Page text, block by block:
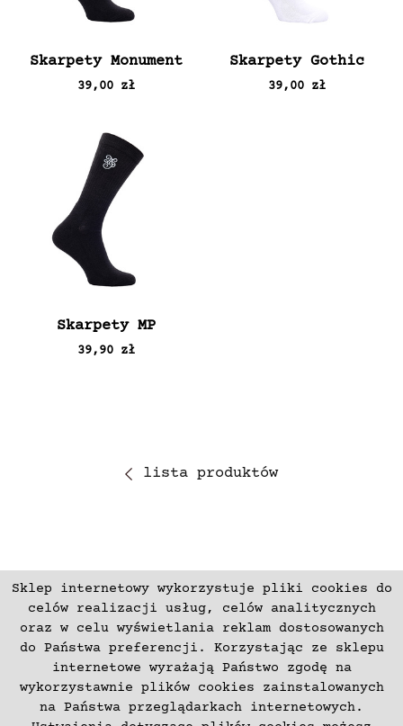
Sklep internetowy wykorzystuje pliki cookies do
celów realizacji usług, celów analitycznych
oraz w celu wyświetlania reklam dostosowanych
do Państwa preferencji. Korzystając ze sklepu
internetowe wyrażają Państwo zgodę na
wykorzystawnie plików cookies zainstalowanych
na Państwa przeglądarkach internetowych.
Skarpety Monument
39,00 zł
Skarpety Gothic
39,00 zł
Skarpety MP
39,90 zł
lista produktów
ZAPISZ SIĘ
Płatności
Regulamin
Polityka prywatności
Zwroty i Reklamacje
Kontakt
O nas